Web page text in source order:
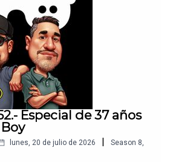
Especial de 37 años
lunes, 20 de julio de 2026 Season 8,